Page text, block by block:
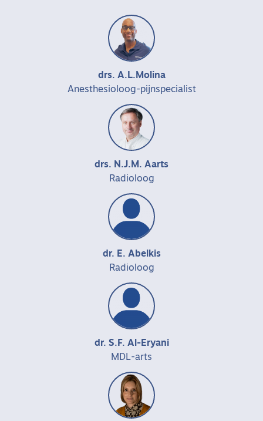
drs. A.L.Molina
Anesthesioloog-pijnspecialist
drs. N.J.M. Aarts
Radioloog
dr. E. Abelkis
Radioloog
dr. S.F. Al-Eryani
MDL-arts